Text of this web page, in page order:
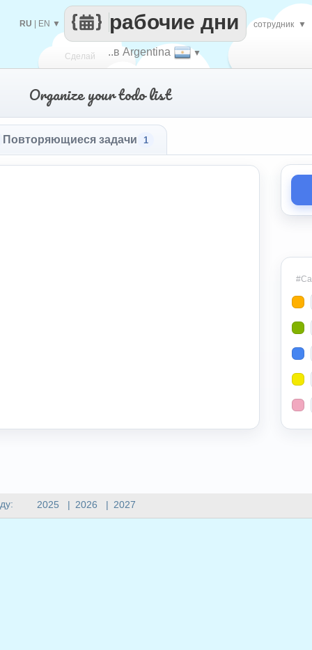
Сделай
каждый
..в Argentina ▼
рабочие дни
RU EN ▼ сотрудник ▼
2025 | 2026 | 2027
Organize your todo list
Повторяющиеся задачи 1